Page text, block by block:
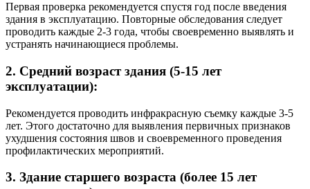
Первая проверка рекомендуется спустя год после введения
здания в эксплуатацию. Повторные обследования следует
проводить каждые 2-3 года, чтобы своевременно выявлять и
устранять начинающиеся проблемы.
2. Средний возраст здания (5-15 лет
эксплуатации):
Рекомендуется проводить инфракрасную съемку каждые 3-5
лет. Этого достаточно для выявления первичных признаков
ухудшения состояния швов и своевременного проведения
профилактических мероприятий.
3. Здание старшего возраста (более 15 лет